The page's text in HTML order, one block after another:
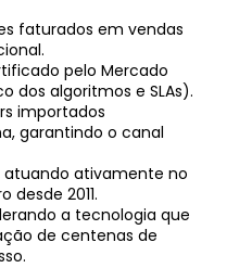
faturados em vendas
pelo Mercado
dos algoritmos e SLAs).
importados
garantindo o canal
atuando ativamente no
desde 2011.
a tecnologia que
de centenas de